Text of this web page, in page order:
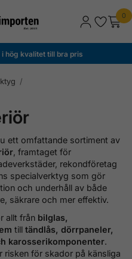
0
hög kvalitet till bra pris
/
ett omfattande sortiment av
, framtaget för
rekondföretag
specialverktyg som gör
och underhåll av både
säkrare och mer effektiv.
allt från bilglas,
till tändlås, dörrpaneler,
karosserikomponenter.
risken för skador på känsliga